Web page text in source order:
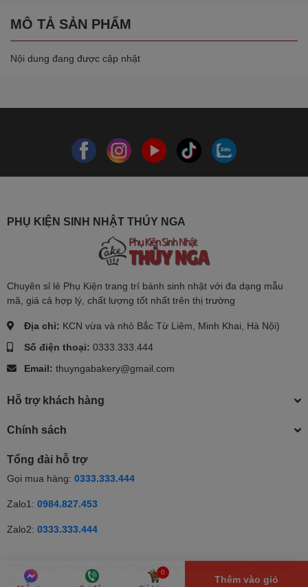
MÔ TẢ SẢN PHẨM
Nội dung đang được cập nhật
PHỤ KIỆN SINH NHẬT THÚY NGA
Chuyên sỉ lẻ Phụ Kiện trang trí bánh sinh nhật với đa dạng mẫu
mã, giá cả hợp lý, chất lượng tốt nhất trên thị trường
Địa chỉ: KCN vừa và nhỏ Bắc Từ Liêm, Minh Khai, Hà Nội)
Số điện thoại: 0333.333.444
Email: thuyngabakery@gmail.com
Hỗ trợ khách hàng
Chính sách
Tổng đài hỗ trợ
Gọi mua hàng: 0333.333.444
Zalo1: 0984.827.453
Zalo2: 0333.333.444
© Bản quyền thuộc về Thúy Nga | Cung cấp bởi Sapo | Cung cấp
Sapo
Nhắn tin Gọi điện
0
Giỏ hàng
Thêm vào giỏ